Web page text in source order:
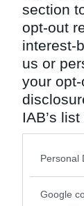
section
opt-out
interest-
us or
your
IAB’s
also be
Please
Personal
Google
Antal inlägg:
1597
Antal inlägg: